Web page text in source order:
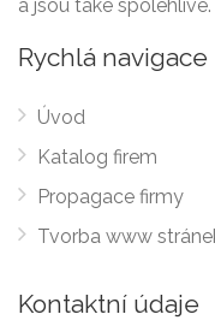
a jsou také
Rychlá navigace
Úvod
Katalog firem
Propagace firmy
Tvorba www
Kontaktní údaje